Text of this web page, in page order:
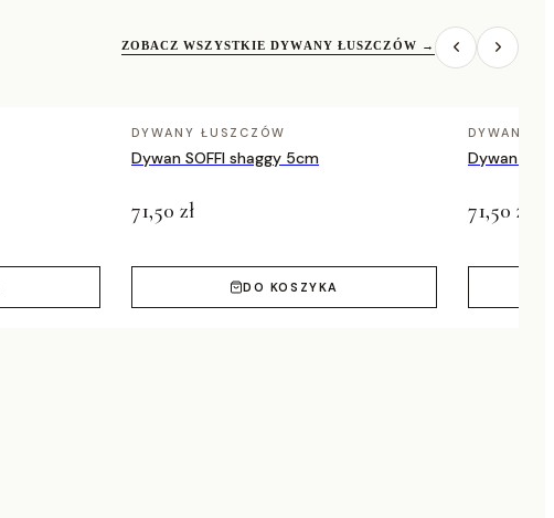
ZOBACZ WSZYSTKIE DYWANY ŁUSZCZÓW →
DYWANY ŁUSZCZÓW
Dywan SOFFI shaggy 5cm
71,50 zł
DO KOSZYKA
DYWANY
Dywan
71,50 zł